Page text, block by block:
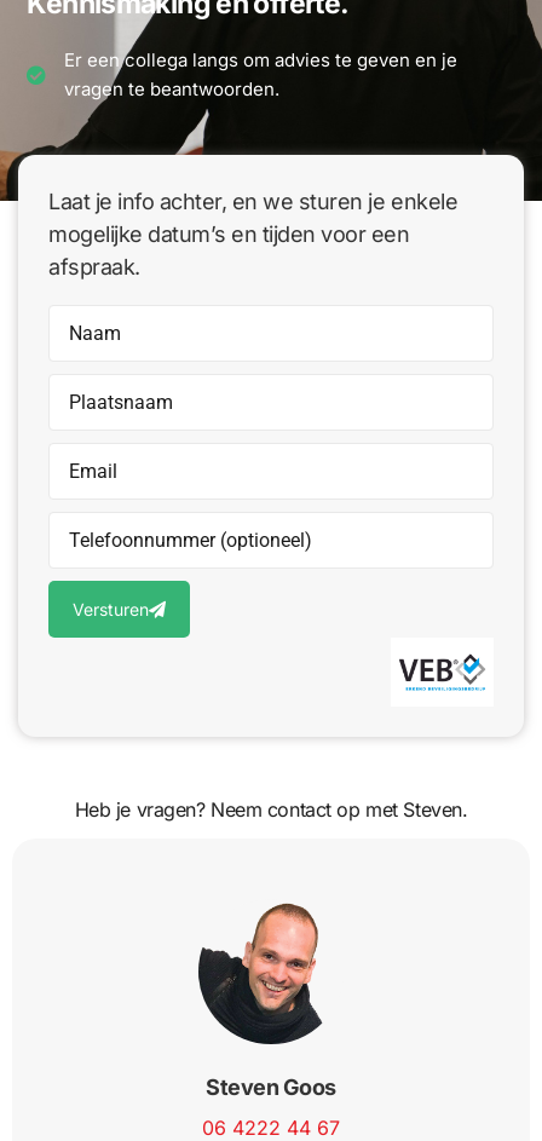
Er een collega langs om advies te geven en je
vragen te beantwoorden.
Heb je vragen? Neem contact op met Steven.
Steven Goos
06 4222 44 67
Laat je info achter, en we sturen je enkele
mogelijke datum’s en tijden voor een
afspraak.
Versturen